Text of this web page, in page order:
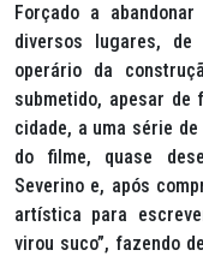
Forçado a
diversos lugares,
operário da
submetido, apesar de
cidade, a uma série
do filme, quase
Severino e, após
artística para
virou suco”, fazendo